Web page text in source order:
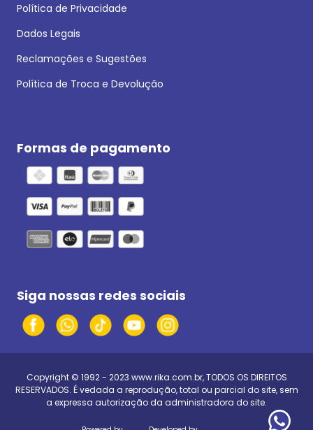
Política de Privacidade
Dados Legais
Reclamações e Sugestões
Política de Troca e Devolução
Formas de pagamento
Siga nossas redes sociais
Copyright © 1992 - 2023 www.rika.com.br, TODOS OS DIREITOS
RESERVADOS. É vedada a reprodução, total ou parcial do site, sem
a expressa autorização da administradora do site.